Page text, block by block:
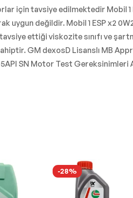
için tavsiye edilmektedir Mobil 1
uygun değildir. Mobil 1 ESP x2
ettiği viskozite sınıfı ve
GM dexosD Lisanslı MB
SN Motor Test Gereksinimleri
-28%